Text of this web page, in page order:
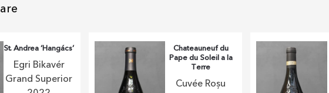
St. Andrea ‘Hangács’
Egri Bikavér
Grand Superior
Chateauneuf du
Pape du Soleil a la
Terre
Cuvée Roșu